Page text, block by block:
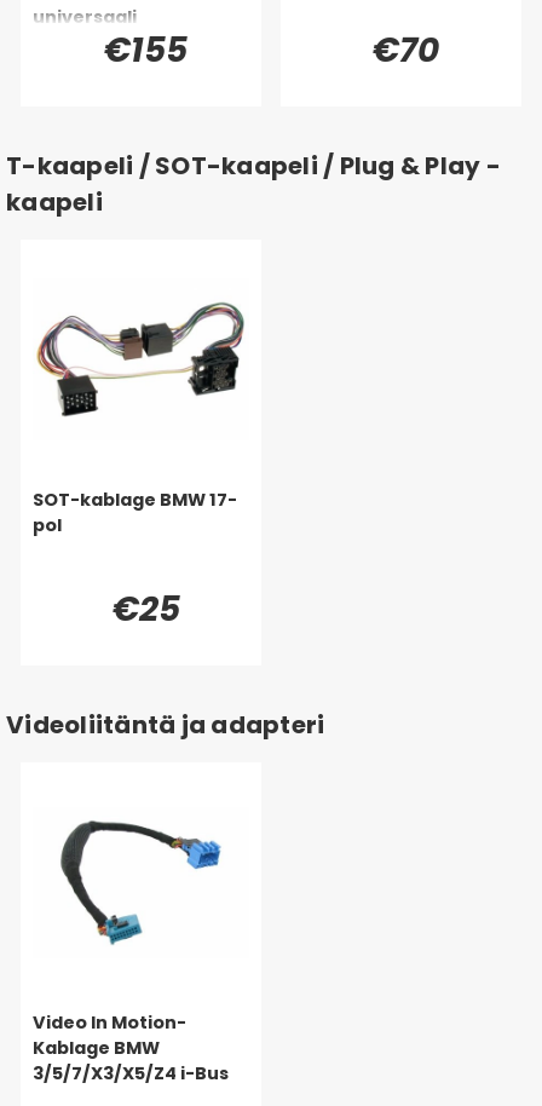
universaali
€155 €70
T-kaapeli / SOT-kaapeli / Plug & Play -
kaapeli
SOT-kablage BMW 17-
pol
€25
Videoliitäntä ja adapteri
Video In Motion-
Kablage BMW
3/5/7/X3/X5/Z4 i-Bus